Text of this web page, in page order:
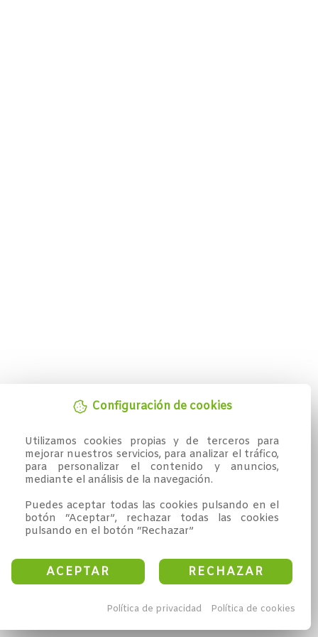
Configuración de cookies
Utilizamos cookies propias y de terceros para
mejorar nuestros servicios, para analizar el tráfico,
para personalizar el contenido y anuncios,
mediante el análisis de la navegación.
Puedes aceptar todas las cookies pulsando en el
botón “Aceptar”, rechazar todas las cookies
pulsando en el botón “Rechazar”
ACEPTAR RECHAZAR
Política de privacidad Política de cookies